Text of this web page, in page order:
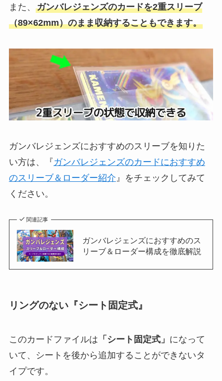
また、 ガンバレジェンズのカードを2重スリーブ
（89×62mm）のまま収納することもできます。
ガンバレジェンズにおすすめのスリーブを知りた
い方は、『 ガンバレジェンズのカードにおすすめ
のスリーブ＆ローダー紹介 』をチェックしてみて
ください。
関連記事
ガンバレジェンズにおすすめのス
リーブ＆ローダー構成を徹底解説
リングのない『シート固定式』
このカードファイルは 「シート固定式」 になって
いて、シートを後から追加することができないタ
イプです。